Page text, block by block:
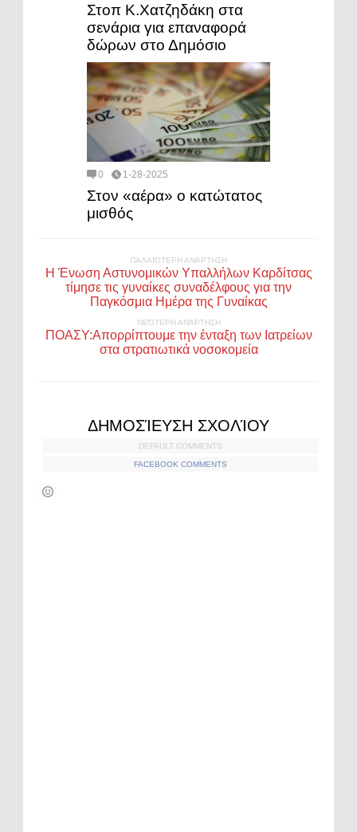
Στοπ Κ.Χατζηδάκη στα
σενάρια για επαναφορά
δώρων στο Δημόσιο
0 1-28-2025
Στον «αέρα» ο κατώτατος
μισθός
ΠΑΛΑΙΌΤΕΡΗ ΑΝΆΡΤΗΣΗ
Η Ένωση Αστυνομικών Υπαλλήλων Καρδίτσας
τίμησε τις γυναίκες συναδέλφους για την
Παγκόσμια Ημέρα της Γυναίκας
ΝΕΌΤΕΡΗ ΑΝΆΡΤΗΣΗ
ΠΟΑΣΥ:Απορρίπτουμε την ένταξη των Ιατρείων
στα στρατιωτικά νοσοκομεία
ΔΗΜΟΣΊΕΥΣΗ ΣΧΟΛΊΟΥ
DEFAULT COMMENTS
FACEBOOK COMMENTS